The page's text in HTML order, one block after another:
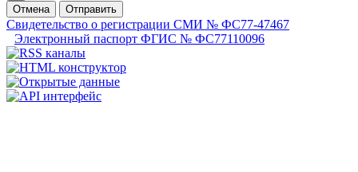
Отмена
Отправить
Свидетельство о регистрации СМИ № ФС77-47467
Электронный паспорт ФГИС № ФС77110096